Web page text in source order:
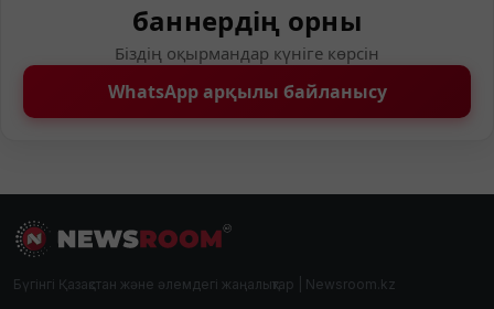
баннердің орны
Біздің оқырмандар күніге көрсін
WhatsApp арқылы байланысу
Бүгінгі Қазақстан және әлемдегі жаңалықтар | Newsroom.kz